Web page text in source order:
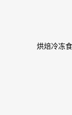
烘焙冷冻